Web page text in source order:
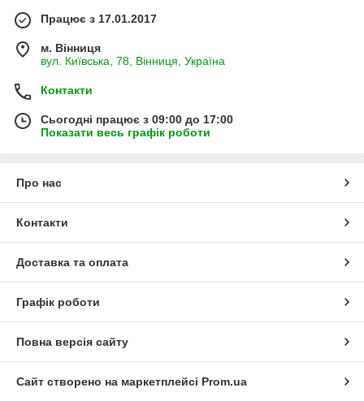
Працює з 17.01.2017
м. Вінниця
вул. Київська, 78, Вінниця, Україна
Контакти
Сьогодні працює з 09:00 до 17:00
Показати весь графік роботи
Про нас
Контакти
Доставка та оплата
Графік роботи
Повна версія сайту
Сайт створено на маркетплейсі Prom.ua